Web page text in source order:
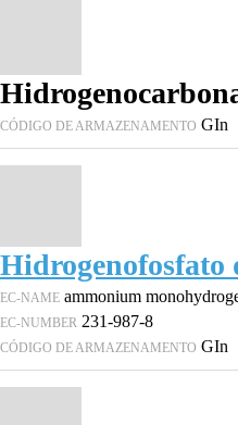
CÓDIGO DE ARMAZENAMENTO GIn
Hidrogenofosfato
EC-NAME ammonium
EC-NUMBER 231-987-8
CÓDIGO DE ARMAZENAMENTO GIn